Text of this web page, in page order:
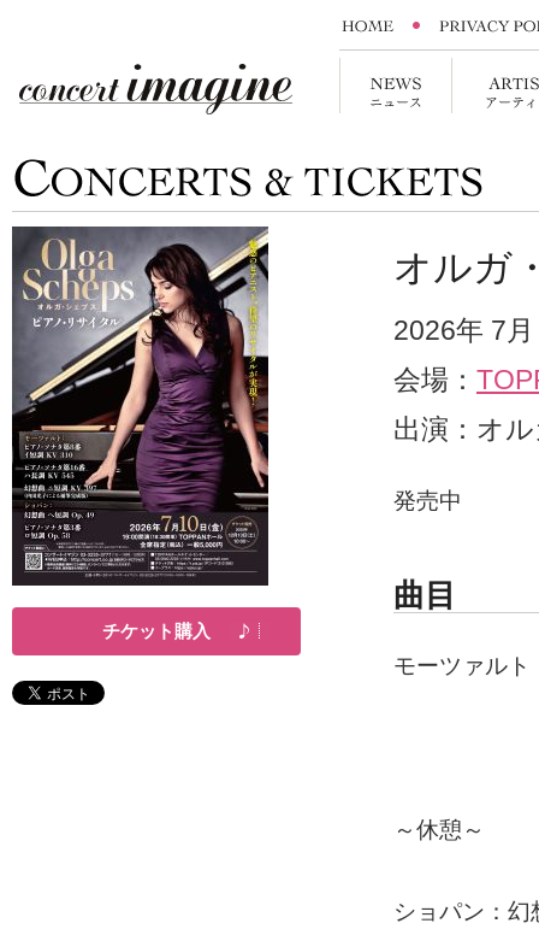
チケット購入
オルガ
2026年 7
会場：
出演：オ
発売中
曲目
モーツァル
～休憩～
ショパン：